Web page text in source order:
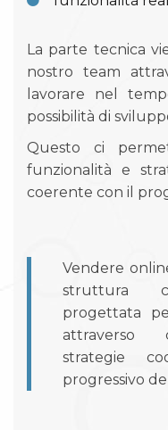
La parte tecnica
nostro team
lavorare nel
possibilità di
Questo ci
funzionalità e
coerente con il
Vendere
struttura
progettata
attraverso
strategie
progressivo